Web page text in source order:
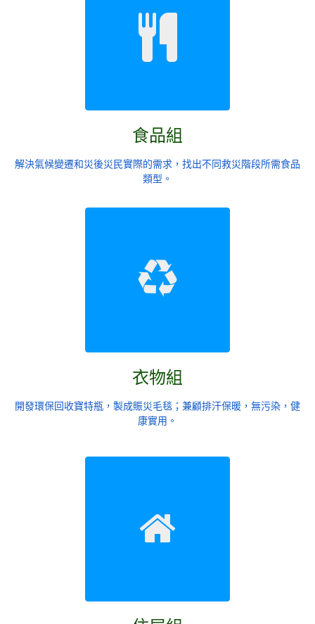
食品組
解決氣候變遷和災後災民實際的需求，找出不同救災階段所需食品
類型。
衣物組
開發環保回收寶特瓶，製成賑災毛毯；兼顧排汗保暖，無污染，健
康實用。